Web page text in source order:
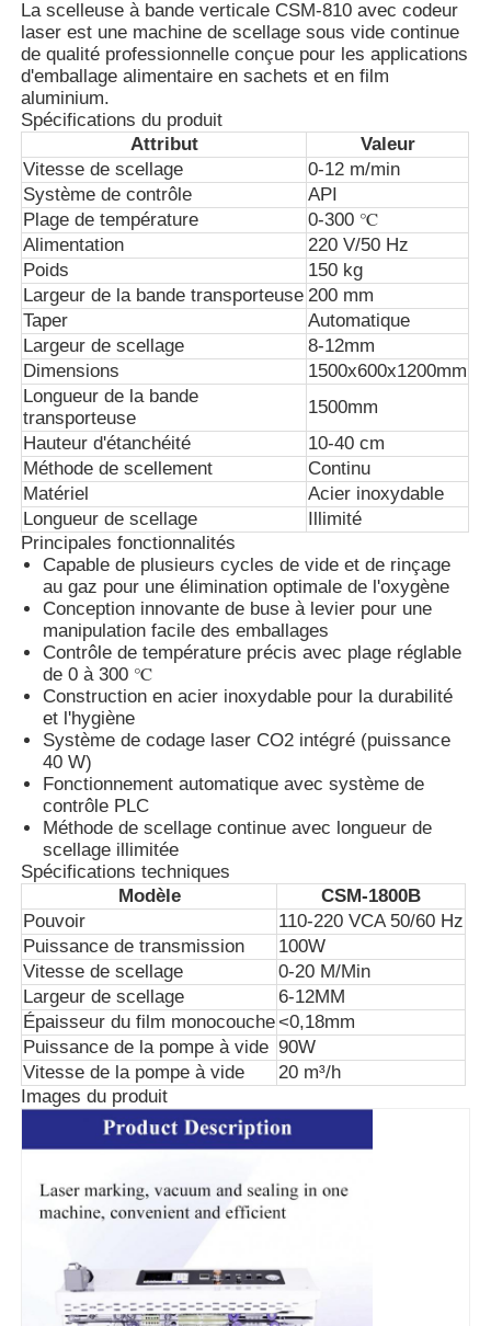
Visite d'usine
Contrôle de la qualité
Contact
nouvelles
Demande de soumission
Machine de marquage au laser à fibre
machine tenue dans la main d'inscription de laser
Machine de marquage au laser au CO2
Machine de marquage laser UV
imprimante jet d'encre
Cartouches d'encre industrielles
Machine de convoyeur à bande
Imprimante UV industrielle
Machine à sceller en continu
La scelleuse à bande verticale CSM-810 avec codeur
laser est une machine de scellage sous vide continue
de qualité professionnelle conçue pour les applications
d'emballage alimentaire en sachets et en film
aluminium.
Spécifications du produit
Attribut
Valeur
Vitesse de scellage
0-12 m/min
Système de contrôle
API
Plage de température
0-300 ℃
Alimentation
220 V/50 Hz
Poids
150 kg
Largeur de la bande transporteuse 200 mm
Taper
Automatique
Largeur de scellage
8-12mm
Dimensions
1500x600x1200mm
Longueur de la bande
transporteuse
1500mm
Hauteur d'étanchéité
10-40 cm
Méthode de scellement
Continu
Matériel
Acier inoxydable
Longueur de scellage
Illimité
Principales fonctionnalités
Capable de plusieurs cycles de vide et de rinçage
au gaz pour une élimination optimale de l'oxygène
Conception innovante de buse à levier pour une
manipulation facile des emballages
Contrôle de température précis avec plage réglable
de 0 à 300 ℃
Construction en acier inoxydable pour la durabilité
et l'hygiène
Système de codage laser CO2 intégré (puissance
40 W)
Fonctionnement automatique avec système de
contrôle PLC
Méthode de scellage continue avec longueur de
scellage illimitée
Spécifications techniques
Modèle
CSM-1800B
Pouvoir
110-220 VCA 50/60 Hz
Puissance de transmission
100W
Vitesse de scellage
0-20 M/Min
Largeur de scellage
6-12MM
Épaisseur du film monocouche<0,18mm
Puissance de la pompe à vide 90W
Vitesse de la pompe à vide
20 m³/h
Images du produit